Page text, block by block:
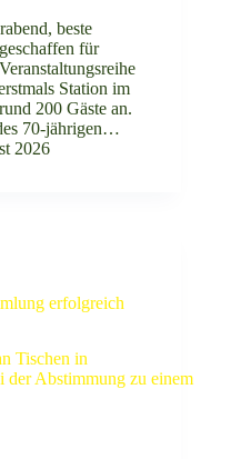
beste
für
Station im
200 Gäste an.
70-jährigen…
2026
erfolgreich